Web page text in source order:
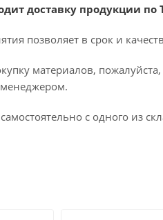
доставку продукции
позволяет в срок и
материалов,
менеджером.
с одного из